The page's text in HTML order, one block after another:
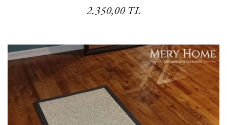
2.350,00 TL